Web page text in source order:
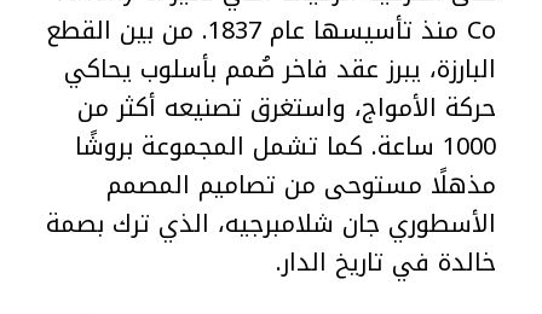
Co منذ تأسيسها عام 1837. من بين القطع
البارزة، يبرز عقد فاخر صُمم بأسلوب يحاكي
حركة الأمواج، واستغرق تصنيعه أكثر من
1000 ساعة. كما تشمل المجموعة بروشًا
مذهلًا مستوحى من تصاميم المصمم
الأسطوري جان شلامبرجيه، الذي ترك بصمة
خالدة في تاريخ الدار.